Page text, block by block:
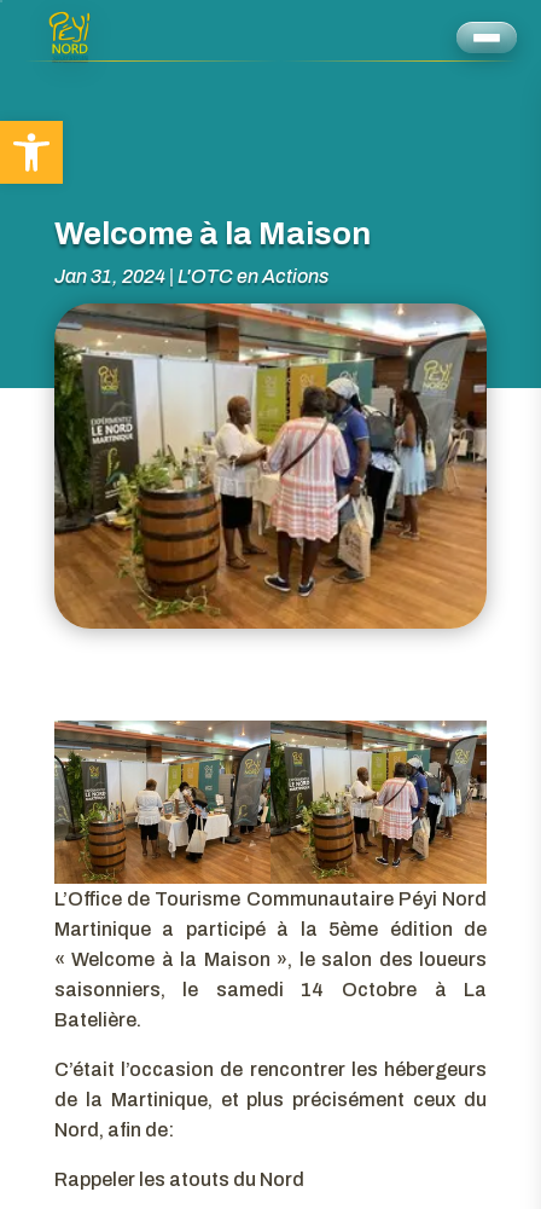
Ouvrir la barre d’outils
Welcome à la Maison
Jan 31, 2024| L'OTC en Actions
L’Office de Tourisme Communautaire Péyi Nord
Martinique a participé à la 5ème édition de
« Welcome à la Maison », le salon des loueurs
saisonniers, le samedi 14 Octobre à La
Batelière.
C’était l’occasion de rencontrer les hébergeurs
de la Martinique, et plus précisément ceux du
Nord, afin de:
Rappeler les atouts du Nord